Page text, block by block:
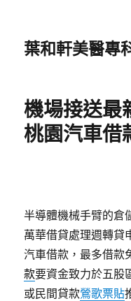
葉和軒美醫專
機場接送最
桃園汽車借
半導體機械手臂的倉
萬華借貸處理週轉貸
汽車借款，最多借款
款要資金致力於五股
或民間貸款鶯歌票貼